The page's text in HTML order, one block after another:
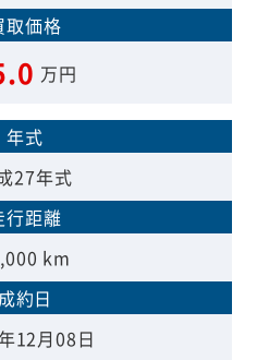
取価格
万円
年式
27年式
行距離
km
成約日
12月08日